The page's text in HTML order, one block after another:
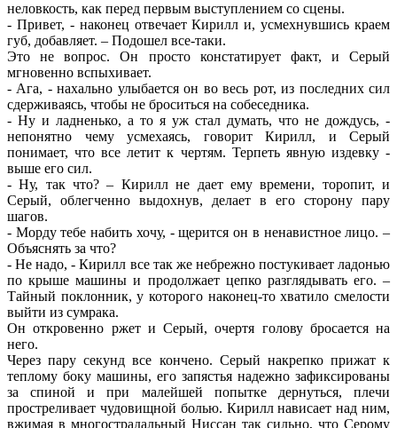
неловкость, как перед первым выступлением со сцены.
- Привет, - наконец отвечает Кирилл и, усмехнувшись краем
губ, добавляет. – Подошел все-таки.
Это не вопрос. Он просто констатирует факт, и Серый
мгновенно вспыхивает.
- Ага, - нахально улыбается он во весь рот, из последних сил
сдерживаясь, чтобы не броситься на собеседника.
- Ну и ладненько, а то я уж стал думать, что не дождусь, -
непонятно чему усмехаясь, говорит Кирилл, и Серый
понимает, что все летит к чертям. Терпеть явную издевку -
выше его сил.
- Ну, так что? – Кирилл не дает ему времени, торопит, и
Серый, облегченно выдохнув, делает в его сторону пару
шагов.
- Морду тебе набить хочу, - щерится он в ненавистное лицо. –
Объяснять за что?
- Не надо, - Кирилл все так же небрежно постукивает ладонью
по крыше машины и продолжает цепко разглядывать его. –
Тайный поклонник, у которого наконец-то хватило смелости
выйти из сумрака.
Он откровенно ржет и Серый, очертя голову бросается на
него.
Через пару секунд все кончено. Серый накрепко прижат к
теплому боку машины, его запястья надежно зафиксированы
за спиной и при малейшей попытке дернуться, плечи
простреливает чудовищной болью. Кирилл нависает над ним,
вжимая в многострадальный Ниссан так сильно, что Серому